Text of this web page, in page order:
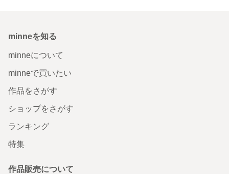
minneを知る
minneについて
minneで買いたい
作品をさがす
ショップをさがす
ランキング
特集
作品販売について